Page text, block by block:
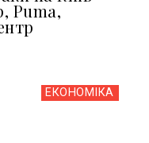
Puma,
ЕКОНОМІКА